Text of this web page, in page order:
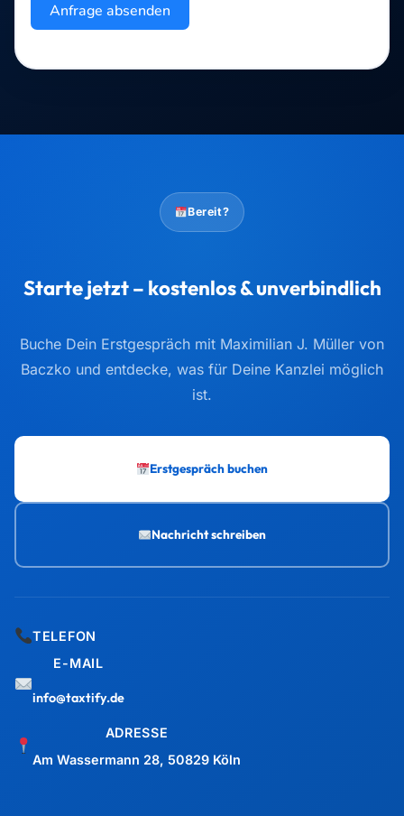
Anfrage absenden
Bereit?
Starte jetzt – kostenlos & unverbindlich
Buche Dein Erstgespräch mit Maximilian J. Müller von
Baczko und entdecke, was für Deine Kanzlei möglich
ist.
Erstgespräch buchen
Nachricht schreiben
TELEFON
E-MAIL
info@taxtify.de
ADRESSE
Am Wassermann 28, 50829 Köln